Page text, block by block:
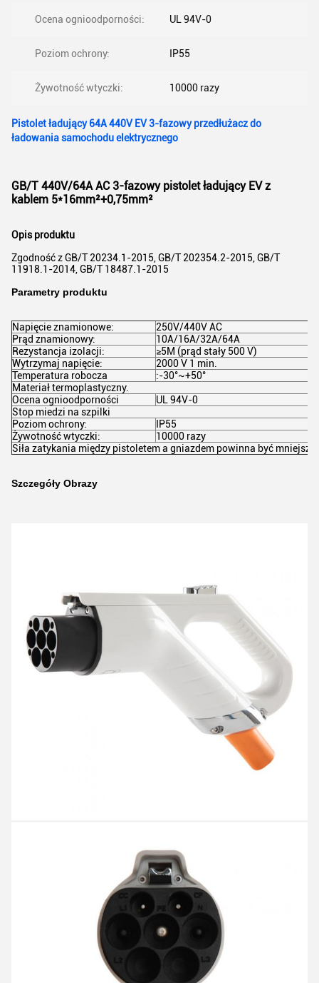
Ocena ognioodporności: UL 94V-0
Poziom ochrony: IP55
Żywotność wtyczki: 10000 razy
Pistolet ładujący 64A 440V EV 3-fazowy przedłużacz do
ładowania samochodu elektrycznego
GB/T 440V/64A AC 3-fazowy pistolet ładujący EV z
kablem 5*16mm²+0,75mm²
Opis produktu
Zgodność z GB/T 20234.1-2015, GB/T 202354.2-2015, GB/T
11918.1-2014, GB/T 18487.1-2015
Parametry produktu
Napięcie znamionowe:
250V/440V AC
Prąd znamionowy:
10A/16A/32A/64A
Rezystancja izolacji:
≥5M (prąd stały 500 V)
Wytrzymaj napięcie:
2000 V 1 min.
Temperatura robocza
:-30°~+50°
Materiał termoplastyczny.
Ocena ognioodporności
UL 94V-0
Stop miedzi na szpilki
Poziom ochrony:
IP55
Żywotność wtyczki:
10000 razy
Siła zatykania między pistoletem a gniazdem powinna być mniejsza
Szczegóły Obrazy